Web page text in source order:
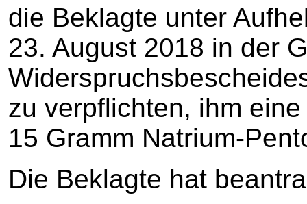
die Beklagte unter
23. August 2018 in der
zu verpflichten, ihm
15 Gramm Natrium-
Die Beklagte hat